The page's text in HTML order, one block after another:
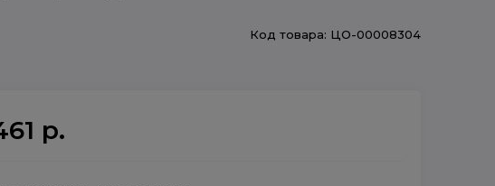
Код товара: ЦО-00008304
р.